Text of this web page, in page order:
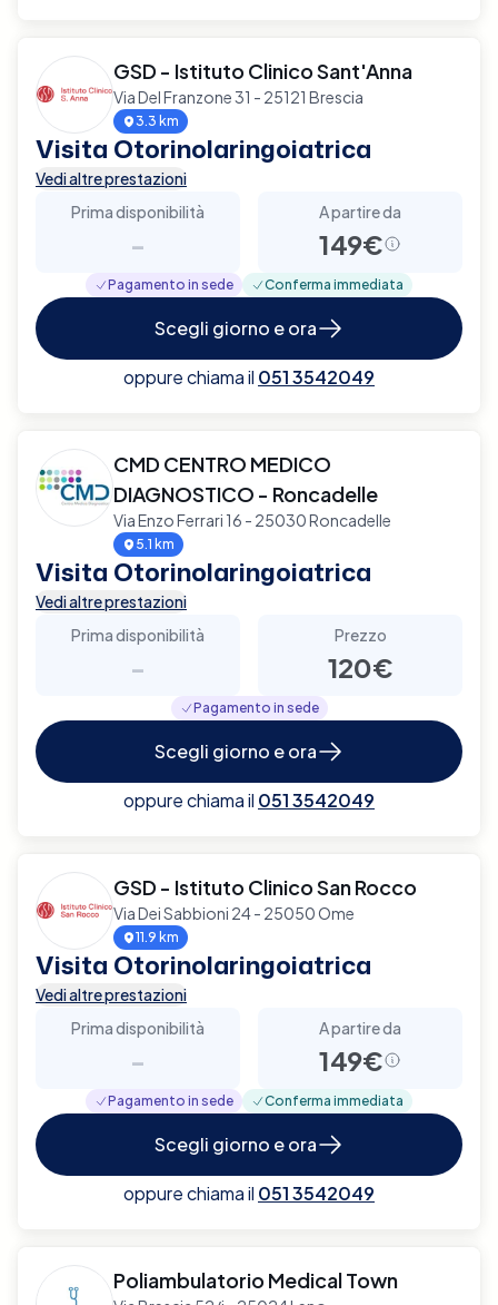
GSD - Istituto Clinico Sant'Anna
Via Del Franzone 31 - 25121 Brescia
3.3 km
Visita Otorinolaringoiatrica
Vedi altre prestazioni
Prima disponibilità
-
A partire da
149€
Pagamento in sede Conferma immediata
Scegli giorno e ora
oppure chiama il 051 3542049
CMD CENTRO MEDICO
DIAGNOSTICO - Roncadelle
Via Enzo Ferrari 16 - 25030 Roncadelle
5.1 km
Visita Otorinolaringoiatrica
Vedi altre prestazioni
Prima disponibilità
-
Prezzo
120€
Pagamento in sede
Scegli giorno e ora
oppure chiama il 051 3542049
GSD - Istituto Clinico San Rocco
Via Dei Sabbioni 24 - 25050 Ome
11.9 km
Visita Otorinolaringoiatrica
Vedi altre prestazioni
Prima disponibilità
-
A partire da
149€
Pagamento in sede Conferma immediata
Scegli giorno e ora
oppure chiama il 051 3542049
Poliambulatorio Medical Town